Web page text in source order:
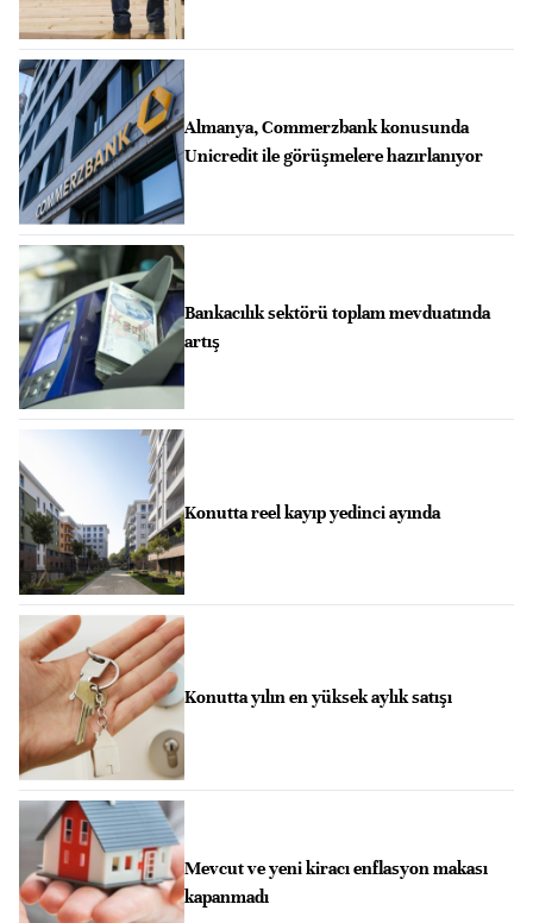
Almanya, Commerzbank konusunda
Unicredit ile görüşmelere hazırlanıyor
Bankacılık sektörü toplam mevduatında
artış
Konutta reel kayıp yedinci ayında
Konutta yılın en yüksek aylık satışı
Mevcut ve yeni kiracı enflasyon makası
kapanmadı